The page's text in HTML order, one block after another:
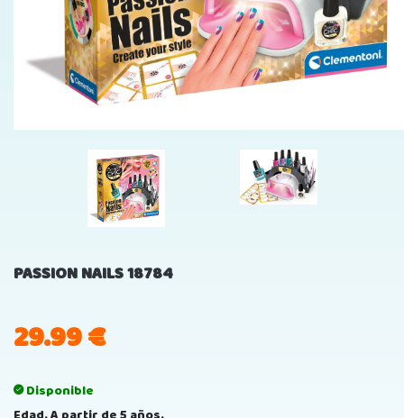
PASSION NAILS 18784
29.99€
Disponible